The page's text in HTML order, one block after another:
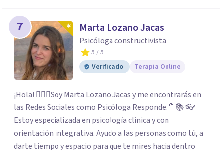
7 Marta Lozano Jacas
Psicóloga constructivista
5 / 5
Verificado
Terapia Online
¡Hola! 🙋🏼‍♀️Soy Marta Lozano Jacas y me encontrarás en
las Redes Sociales como Psicóloga Responde.🔖📚 👓
Estoy especializada en psicología clínica y con
orientación integrativa. Ayudo a las personas como tú, a
darte tiempo y espacio para que te mires hacia dentro